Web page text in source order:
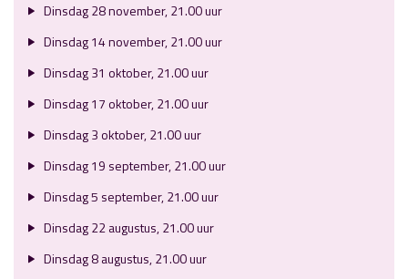
Dinsdag 28 november, 21.00 uur
Dinsdag 14 november, 21.00 uur
Dinsdag 31 oktober, 21.00 uur
Dinsdag 17 oktober, 21.00 uur
Dinsdag 3 oktober, 21.00 uur
Dinsdag 19 september, 21.00 uur
Dinsdag 5 september, 21.00 uur
Dinsdag 22 augustus, 21.00 uur
Dinsdag 8 augustus, 21.00 uur